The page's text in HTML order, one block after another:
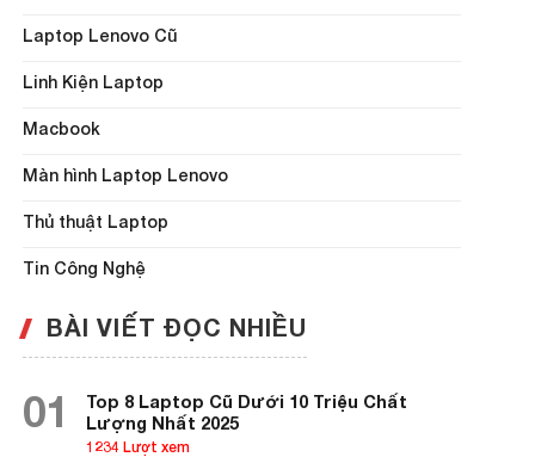
Laptop Lenovo Cũ
Linh Kiện Laptop
Macbook
Màn hình Laptop Lenovo
Thủ thuật Laptop
Tin Công Nghệ
BÀI VIẾT ĐỌC NHIỀU
01
Top 8 Laptop Cũ Dưới 10 Triệu Chất
Lượng Nhất 2025
1234 Lượt xem